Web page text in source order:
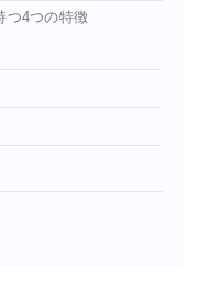
つ4つの特徴